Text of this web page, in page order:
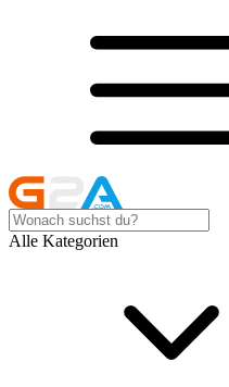
Alle Kategorien